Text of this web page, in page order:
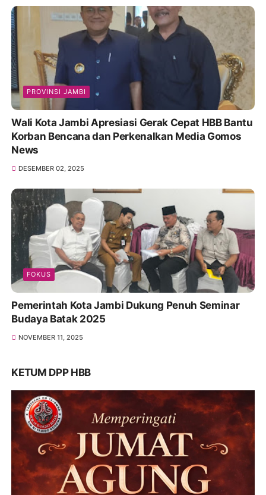
PROVINSI JAMBI
Wali Kota Jambi Apresiasi Gerak Cepat HBB Bantu
Korban Bencana dan Perkenalkan Media Gomos
News
DESEMBER 02, 2025
FOKUS
Pemerintah Kota Jambi Dukung Penuh Seminar
Budaya Batak 2025
NOVEMBER 11, 2025
KETUM DPP HBB